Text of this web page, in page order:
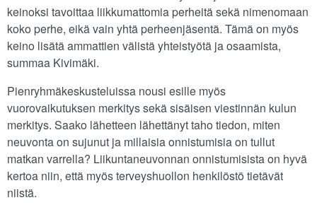
keinoksi tavoittaa liikkumattomia perheitä sekä nimenomaan
koko perhe, eikä vain yhtä perheenjäsentä. Tämä on myös
keino lisätä ammattien välistä yhteistyötä ja osaamista,
summaa Kivimäki.
Pienryhmäkeskusteluissa nousi esille myös
vuorovaikutuksen merkitys sekä sisäisen viestinnän kulun
merkitys. Saako lähetteen lähettänyt taho tiedon, miten
neuvonta on sujunut ja millaisia onnistumisia on tullut
matkan varrella? Liikuntaneuvonnan onnistumisista on hyvä
kertoa niin, että myös terveyshuollon henkilöstö tietävät
niistä.